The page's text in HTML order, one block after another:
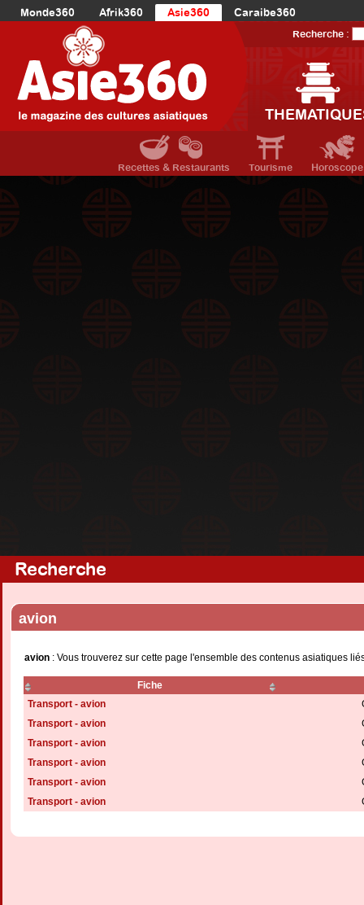
Monde360 Afrik360 Asie360
Caraibe360
Europe360
AmériqueDuNord360
Océanie360
Recherche :
Recettes & Restaurants Tourisme Horoscope
Recherche
avion
avion : Vous trouverez sur cette page l'ensemble des contenus asiatiques
Fiche
Transport - avion
Transport - avion
Transport - avion
Transport - avion
Transport - avion
Transport - avion